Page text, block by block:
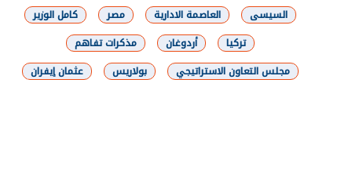
شارك
السيسى العاصمة الادارية مصر
كامل الوزير
تركيا
أردوغان
مذكرات تفاهم
مجلس التعاون الاستراتيجي
بولاريس عثمان إيفران